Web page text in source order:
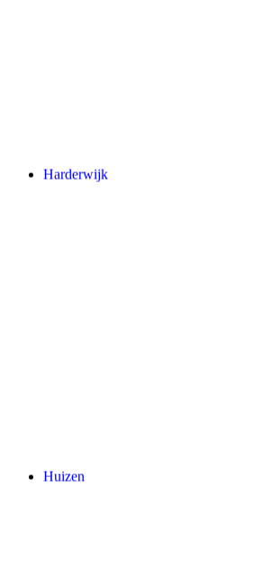
Harderwijk
Huizen